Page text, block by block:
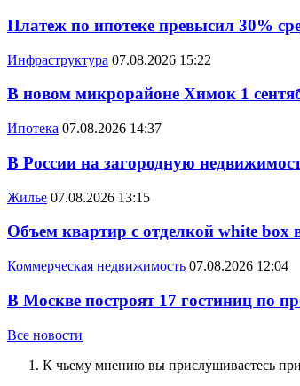
Платеж по ипотеке превысил 30%
Инфраструктура 07.08.2026 15:22
В новом микрорайоне Химок 1
Ипотека 07.08.2026 14:37
В России на загородную
Жилье 07.08.2026 13:15
Объем квартир с отделкой white box
Коммерческая недвижимость 07.08.2026 12:04
В Москве построят 17 гостиниц по
Все новости
К чьему мнению вы прислушиваетесь